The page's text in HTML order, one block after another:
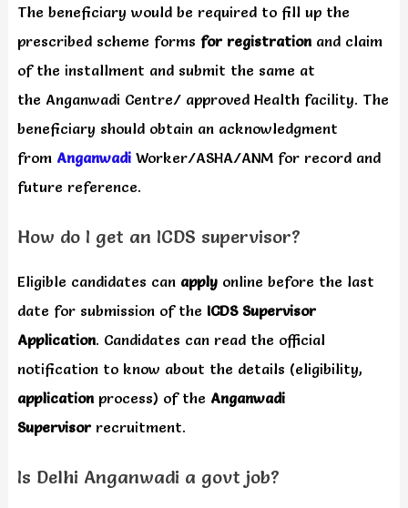
The beneficiary would be required to fill up the
prescribed scheme forms for registrationand claim
of the installment and submit the same at
the Anganwadi Centre/ approved Health facility. The
beneficiary should obtain an acknowledgment
from Anganwadi Worker/ASHA/ANM for record and
future reference.
How do I get an ICDS supervisor?
Eligible candidates can applyonline before the last
date for submission of the ICDS Supervisor
Application. Candidates can read the official
notification to know about the details (eligibility,
applicationprocess) of the Anganwadi
Supervisorrecruitment.
Is Delhi Anganwadi a govt job?